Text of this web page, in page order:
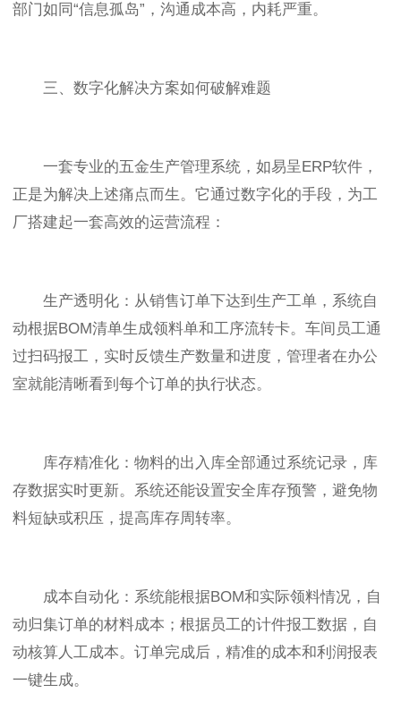
部门如同“信息孤岛”，沟通成本高，内耗严重。
三、数字化解决方案如何破解难题
一套专业的五金生产管理系统，如易呈ERP软件，
正是为解决上述痛点而生。它通过数字化的手段，为工
厂搭建起一套高效的运营流程：
生产透明化：从销售订单下达到生产工单，系统自
动根据BOM清单生成领料单和工序流转卡。车间员工通
过扫码报工，实时反馈生产数量和进度，管理者在办公
室就能清晰看到每个订单的执行状态。
库存精准化：物料的出入库全部通过系统记录，库
存数据实时更新。系统还能设置安全库存预警，避免物
料短缺或积压，提高库存周转率。
成本自动化：系统能根据BOM和实际领料情况，自
动归集订单的材料成本；根据员工的计件报工数据，自
动核算人工成本。订单完成后，精准的成本和利润报表
一键生成。